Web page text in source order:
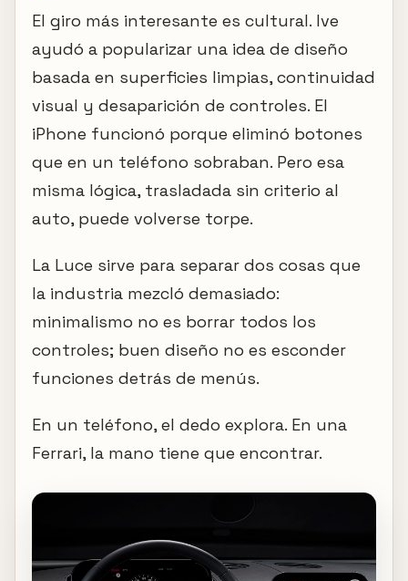
El giro más interesante es cultural. Ive
ayudó a popularizar una idea de diseño
basada en superficies limpias, continuidad
visual y desaparición de controles. El
iPhone funcionó porque eliminó botones
que en un teléfono sobraban. Pero esa
misma lógica, trasladada sin criterio al
auto, puede volverse torpe.
La Luce sirve para separar dos cosas que
la industria mezcló demasiado:
minimalismo no es borrar todos los
controles; buen diseño no es esconder
funciones detrás de menús.
En un teléfono, el dedo explora. En una
Ferrari, la mano tiene que encontrar.